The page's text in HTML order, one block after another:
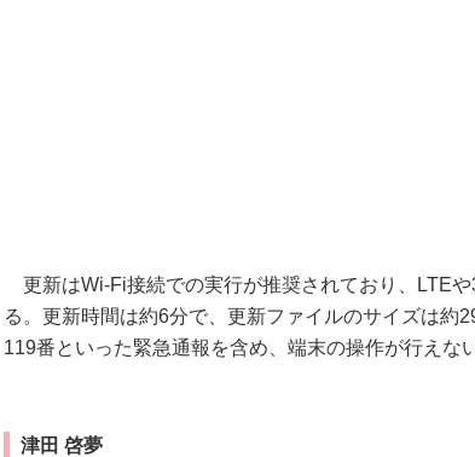
更新はWi-Fi接続での実行が推奨されており、LTE
る。更新時間は約6分で、更新ファイルのサイズは約
119番といった緊急通報を含め、端末の操作が行えない
津田 啓夢